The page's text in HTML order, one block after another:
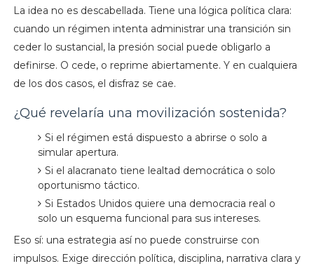
La idea no es descabellada. Tiene una lógica política clara:
cuando un régimen intenta administrar una transición sin
ceder lo sustancial, la presión social puede obligarlo a
definirse. O cede, o reprime abiertamente. Y en cualquiera
de los dos casos, el disfraz se cae.
¿Qué revelaría una movilización sostenida?
Si el régimen está dispuesto a abrirse o solo a
simular apertura.
Si el alacranato tiene lealtad democrática o solo
oportunismo táctico.
Si Estados Unidos quiere una democracia real o
solo un esquema funcional para sus intereses.
Eso sí: una estrategia así no puede construirse con
impulsos. Exige dirección política, disciplina, narrativa clara y